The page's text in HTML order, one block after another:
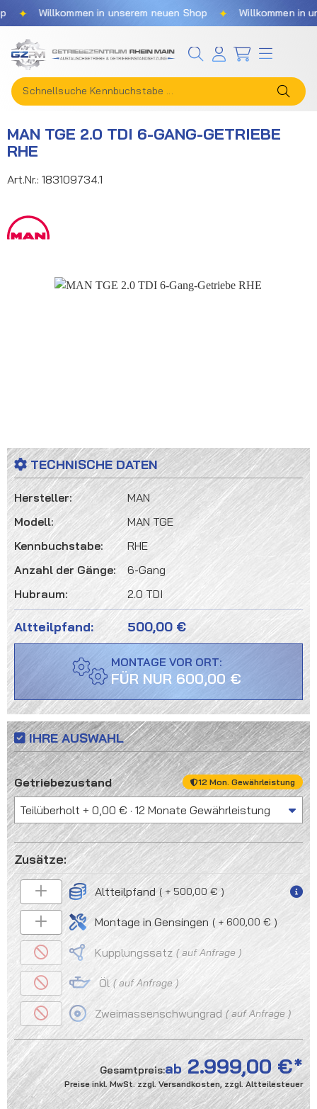
Zum Hauptinhalt springen
✦ Willkommen in unserem neuen Shop ✦ Willkommen in
MAN TGE 2.0 TDI 6-GANG-GETRIEBE
RHE
Art.Nr.: 183109734.1
Bildergalerie überspringen
TECHNISCHE DATEN
Hersteller:
MAN
Modell:
MAN TGE
Kennbuchstabe:
RHE
Anzahl der Gänge:
6-Gang
Hubraum:
2.0 TDI
Altteilpfand: 500,00 €
MONTAGE VOR ORT:
FÜR NUR 600,00 €
IHRE AUSWAHL
Gesamtpreis:ab 2.999,00 €
Preise inkl. MwSt. zzgl. Versandkosten, zzgl. Altteilesteuer
Getriebezustandauswählen 12 Mon. Gewährleistung
Altteilpfand + 500,00 €
Montage in Gensingen + 600,00 €
Kupplungssatz auf Anfrage
Öl auf Anfrage
Zweimassenschwungrad auf Anfrage